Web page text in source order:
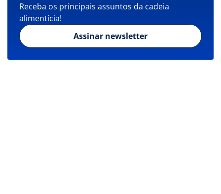
Receba os principais assuntos da cadeia
alimentícia!
Assinar newsletter